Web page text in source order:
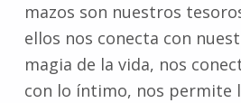
mazos son nuestros
ellos nos conecta con
magia de la vida, nos
con lo íntimo, nos permite